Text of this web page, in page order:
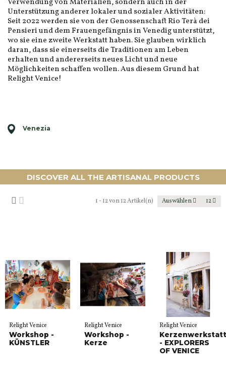
Verwendung von Materialien, sondern auch in der
Unterstützung anderer lokaler und sozialer Aktivitäten:
Seit 2022 werden sie von der Genossenschaft Rio Terà dei
Pensieri und dem Frauengefängnis in Venedig unterstützt,
wo sie eine zweite Werkstatt haben. Sie glauben wirklich
daran, dass sie einerseits die Traditionen am Leben
erhalten und andererseits neues Licht und neue
Möglichkeiten schaffen wollen. Aus diesem Grund hat
Relight Venice!
Venezia
DISCOVER ALL THE ARTISANAL PRODUCTS
1 - 12 von 12 Artikel(n) Auswählen 12
Relight Venice
Workshop -
KÜNSTLER
Relight Venice
Workshop -
Kerze
Relight Venice
Kerzenwerkstatt
- EXPLORERS
OF VENICE